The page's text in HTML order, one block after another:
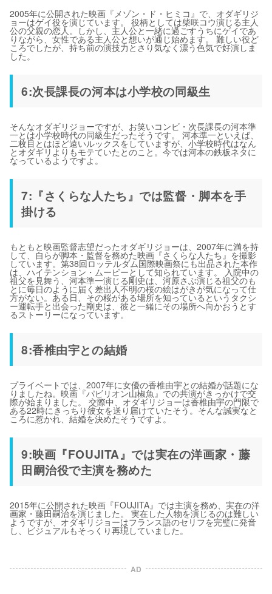
2005年に公開された映画『メゾン・ド・ヒミコ』で、オダギリジ
ョーはゲイ役を演じています。 役柄としては柴咲コウ演じる主人
公の父親の恋人。しかし、主人公と一緒に過ごすうちにゲイであ
りながら、女性である主人公と想いが通じ始めます。 難しい役ど
ころでしたが、持ち前の演技力とさり気なく漂う色気で好演しま
した。
6:次長課長の河本は小学校の同級生
そんなオダギリジョーですが、お笑いコンビ・次長課長の河本準
一とは小学校時代の同級生だったそうです。 河本準一といえば、
二枚目とはほど遠いルックスをしていますが、小学校時代はなん
とオダギリよりもモテていたとのこと。今では河本の鉄板ネタに
なっているようですよ。
7:『さくらな人たち』では監督・脚本を手
掛ける
もともと映画監督志望だったオダギリジョーは、2007年に満を持
して、自らが脚本・監督を務めた映画『さくらな人たち』を撮影
しています。第38回ロッテルダム国際映画祭にも出品された本作
は、ハイテンション・ムービーとして知られています。 入院中の
祖父を見舞う、河本準一演じる剛史は、河原さぶ演じる祖父のも
とに毎日のように届く差出人不明の桜の絵はがきが気になって仕
方がない。ある日、その桜がある場所を知っているというタクシ
ー運転手と出会った剛史は、彼と一緒にその場所へ向かおうとす
るストーリーになっています。
8:香椎由宇との結婚
プライベートでは、2007年に女優の香椎由宇との結婚が話題にな
りましたね。映画『パビリオン山椒魚』での共演がきっかけで交
際が始まりました。 交際中、オダギリジョーは香椎由宇の門限で
ある22時にきっちり彼女を送り届けていたそう。そんな誠実なと
ころに惹かれ、結婚を決めたそうですよ。
9:映画『FOUJITA』では実在の洋画家・藤
田嗣治役で主演を務めた
2015年に公開された映画『FOUJITA』では主演を務め、実在の洋
画家・藤田嗣治を演じました。 実在した人物を演じるのは難しい
ようですが、オダギリジョーはフランス語のセリフを完璧に発音
し、ビジュアルもそっくり再現していました。
AD